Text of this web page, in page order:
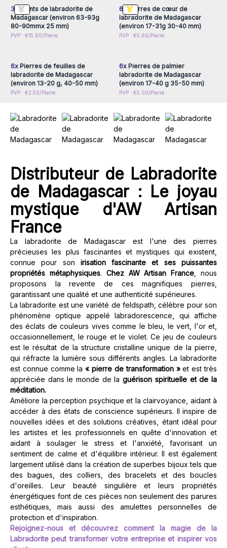
Labradorite peut transformer votre entreprise et inspirer vos
clients.
Qualité garantie :toutes nos labradorites sont
soigneusement sélectionnées et vérifiées pour garantir que
Durabilité :nous travaillons avec des fournisseurs qui
pratiquent une exploitation minière durable et éthique,
garantissant que chaque pierre provient de manière
Polyvalence :
la labradorite de Madagascar est largement
utilisée dans la création de superbes bijoux tels que des
bagues, des colliers, des bracelets et des boucles
parures esthétiques, mais aussi des amulettes personnelles
de protection et d'inspiration.
3x Points de labradorite de
Madagascar (environ 63-93g
80-90mmx 25 mm)
PVP : €15.60/Pierre
6x Pierres de cœur de
labradorite de Madagascar
(environ 17-31g 30-40 mm)
PVP : €5.60/Pierre
Connectez-vous ou
6xPierres de feuilles de
labradorite de Madagascar
(environ 13-20 g, 40-50 mm)
PVP : €2.50/Pierre
Connectez-vous ou
6xPierres de palmier
labradorite de Madagascar
(environ 17-40 g 35-50 mm)
PVP : €5.00/Pierre
Distributeur de Labradorite
de Madagascar : Le joyau
mystique d'AW Artisan
France
La labradorite de Madagascar est l'une des pierres
précieuses les plus fascinantes et mystiques qui existent,
connue pour son irisation fascinante et ses puissantes
propriétés métaphysiques. Chez AW Artisan France, nous
proposons la revente de ces magnifiques pierres,
garantissant une qualité et une authenticité supérieures.
La labradorite est une variété de feldspath, célèbre pour son
phénomène optique appelé labradorescence, qui affiche
des éclats de couleurs vives comme le bleu, le vert, l'or et,
occasionnellement, le rouge et le violet. Ce jeu de couleurs
est le résultat de la structure cristalline unique de la pierre,
qui réfracte la lumière sous différents angles. La labradorite
est connue comme la« pierre de transformation »et est très
appréciée dans le monde de laguérison spirituelle et de la
méditation.
Améliore la perception psychique et la clairvoyance, aidant à
accéder à des états de conscience supérieurs. Il inspire de
nouvelles idées et des solutions créatives, étant idéal pour
les artistes et les professionnels en quête d'innovation et
aidant à soulager le stress et l'anxiété, favorisant un
sentiment de calme et d'équilibre intérieur. Il est également
largement utilisé dans la création de superbes bijoux tels que
des bagues, des colliers, des bracelets et des boucles
d'oreilles. Leur beauté singulière et leurs propriétés
énergétiques font de ces pièces non seulement des parures
esthétiques, mais aussi des amulettes personnelles de
protection et d'inspiration.
Rejoignez-nous et découvrez comment la magie de la
Labradorite peut transformer votre entreprise et inspirer vos